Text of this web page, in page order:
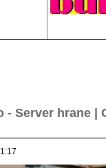
- Server hrane |